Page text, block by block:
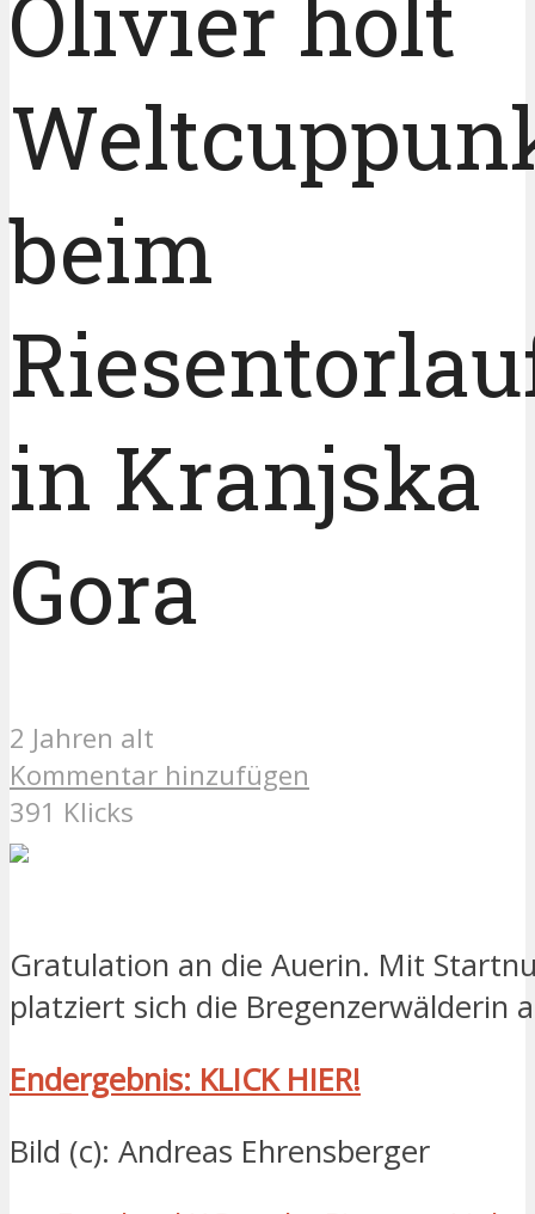
Olivier holt
beim
in Kranjska
Gora
2 Jahren alt
Kommentar hinzufügen
391 Klicks
Gratulation an die Auerin. Mit
platziert sich die Bregenzerwälderin
Endergebnis: KLICK HIER!
Bild (c): Andreas Ehrensberger